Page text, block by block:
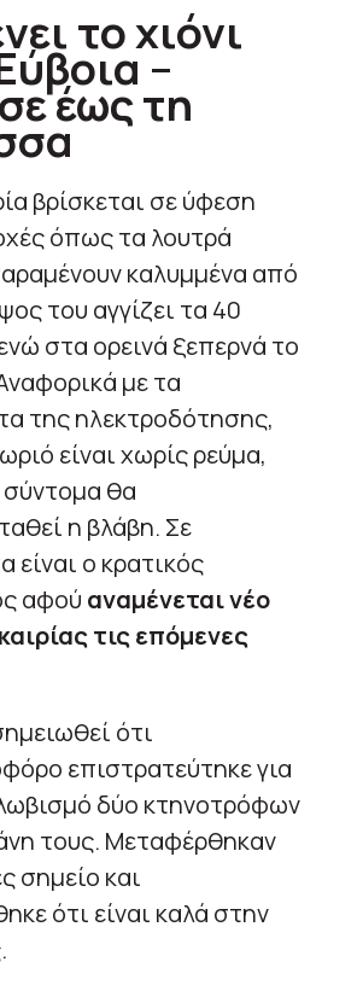
το χιόνι
–
έως τη
βρίσκεται σε ύφεση
όπως τα λουτρά
καλυμμένα από
του αγγίζει τα 40
στα ορεινά ξεπερνά το
με τα
της ηλεκτροδότησης,
είναι χωρίς ρεύμα,
θα
η βλάβη. Σε
είναι ο κρατικός
αφού αναμένεται νέο
τις επόμενες
ότι
επιστρατεύτηκε για
δύο κτηνοτρόφων
τους. Μεταφέρθηκαν
σημείο και
ότι είναι καλά στην